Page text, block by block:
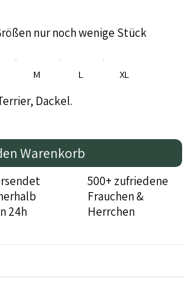
nur noch wenige Stück
M L XL
Dackel.
Warenkorb
24h
500+ zufriedene
Frauchen &
Herrchen